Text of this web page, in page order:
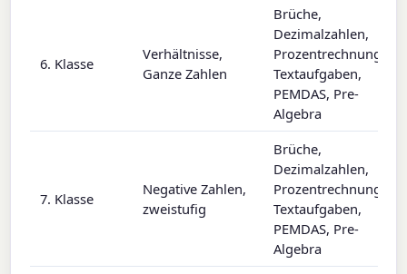
6. Klasse
Verhältnisse,
Ganze Zahlen
Brüche,
Dezimalzahlen,
Prozentrechnung,
Textaufgaben,
PEMDAS, Pre-
Algebra
7. Klasse
Negative Zahlen,
zweistufig
Brüche,
Dezimalzahlen,
Prozentrechnung,
Textaufgaben,
PEMDAS, Pre-
Algebra